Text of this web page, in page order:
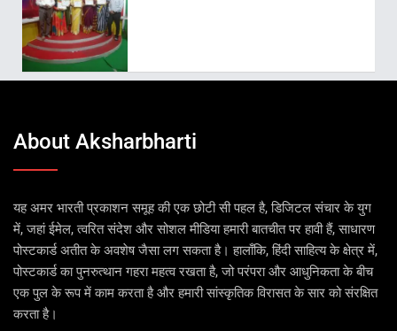
About Aksharbharti
यह अमर भारती प्रकाशन समूह की एक छोटी सी पहल है, डिजिटल संचार के युग
में, जहां ईमेल, त्वरित संदेश और सोशल मीडिया हमारी बातचीत पर हावी हैं, साधारण
पोस्टकार्ड अतीत के अवशेष जैसा लग सकता है। हालाँकि, हिंदी साहित्य के क्षेत्र में,
पोस्टकार्ड का पुनरुत्थान गहरा महत्व रखता है, जो परंपरा और आधुनिकता के बीच
एक पुल के रूप में काम करता है और हमारी सांस्कृतिक विरासत के सार को संरक्षित
करता है।